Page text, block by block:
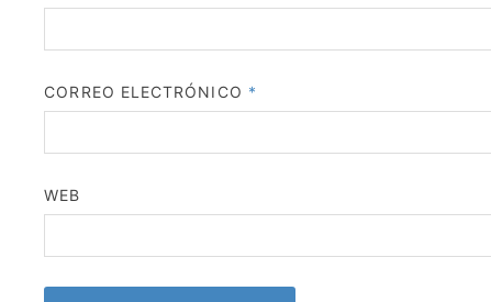
CORREO ELECTRÓNICO *
WEB